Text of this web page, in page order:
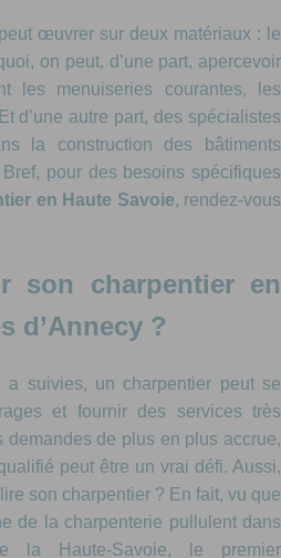
œuvrer sur deux matériaux : le
on peut, d’une part, apercevoir
les menuiseries courantes, les
d’une autre part, des spécialistes
la construction des bâtiments
pour des besoins spécifiques
en Haute Savoie, rendez-vous
son charpentier en
d’Annecy ?
a suivies, un charpentier peut se
et fournir des services très
demandes de plus en plus accrue,
peut être un vrai défi. Aussi,
son charpentier ? En fait, vu que
de la charpenterie pullulent dans
la Haute-Savoie, le premier